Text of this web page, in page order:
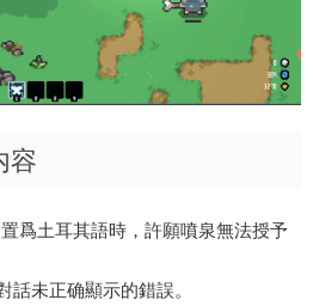
容
爲土耳其語時，許願噴泉無法授予
未正确顯示的錯誤。